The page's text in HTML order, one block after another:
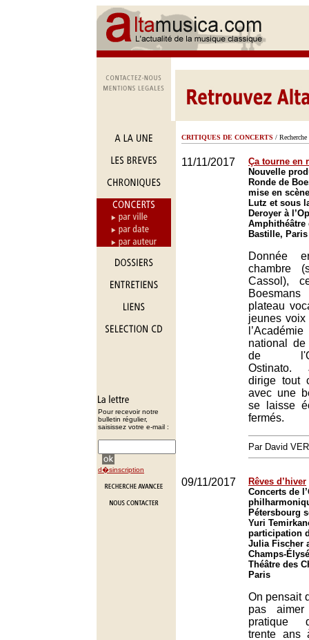
Pour recevoir notre
bulletin régulier,
saisissez votre e-mail :
d�sinscription
CRITIQUES DE CONCERTS / Recherche
11/11/2017
Ça tourne en
Nouvelle
Ronde de
mise en
Lutz et sous
Deroyer à
Amphithéâtre
Bastille, Paris
Donnée
chambre
Cassol),
plateau
jeunes voix
national
de
Ostinato.
dirige tout
avec une
se laisse
fermés.
Par David
09/11/2017
Rêves d’hiver
Concerts de
Pétersbourg
Yuri
participation
Julia Fischer
Champs-
Théâtre des
Paris
On pensait
pas
pratique
trente